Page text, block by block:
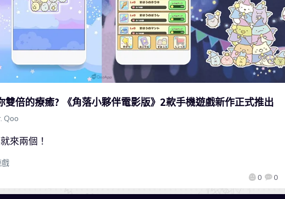
雙倍的療癒? 《角落小夥伴電影版》2款手機遊戲新作正式推出
Qoo
0 0
來兩個！
戲